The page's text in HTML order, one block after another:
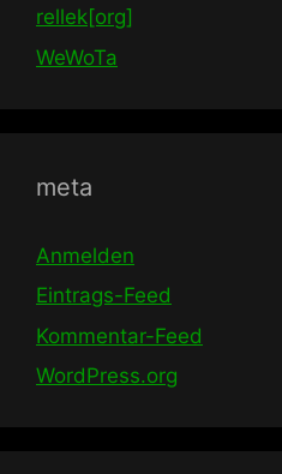
rellek[org]
WeWoTa
meta
Anmelden
Eintrags-Feed
Kommentar-Feed
WordPress.org